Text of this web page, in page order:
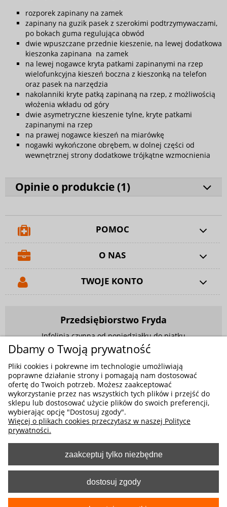
rozporek zapinany na zamek
zapinany na guzik pasek z szerokimi podtrzymywaczami,
po bokach guma regulująca obwód
dwie wpuszczane przednie kieszenie, na lewej dodatkowa
kieszonka zapinana na zamek
na lewej nogawce kryta patkami zapinanymi na rzep
wielofunkcyjna kieszeń boczna z kieszonką na telefon
oraz pasek na narzędzia
nakolanniki kryte patką zapinaną na rzep, z możliwością
włożenia wkładu od góry
dwie asymetryczne kieszenie tylne, kryte patkami
zapinanymi na rzep
na prawej nogawce kieszeń na miarówkę
nogawki wykończone obrębem, w dolnej części od
wewnętrznej strony dodatkowe trójkątne wzmocnienia
Opinie o produkcie (1)
POMOC
O NAS
TWOJE KONTO
Przedsiębiorstwo Fryda
Infolinia czynna od poniedziałku do piątku
w godzinach 9.00 - 17.00
881 703 704
E-mail:sklep@fryda.com.pl
Sklepy stacjonarne:
ul. Składowa 26, 34-400 Nowy Targ
ul. Żywiecka 91, 43-300 Bielsko-Biała
MOŻLIWE FORMY PŁATNOŚCI
Dbamy o Twoją prywatność
Pliki cookies i pokrewne im technologie umożliwiają
poprawne działanie strony i pomagają nam dostosować
ofertę do Twoich potrzeb. Możesz zaakceptować
wykorzystanie przez nas wszystkich tych plików i przejść do
sklepu lub dostosować użycie plików do swoich preferencji,
wybierając opcję "Dostosuj zgody".
Więcej o plikach cookies przeczytasz w naszej Polityce
prywatności.
zaakceptuj tylko niezbędne
dostosuj zgody